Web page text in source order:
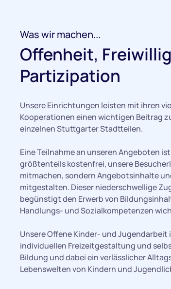
Was wir machen...
Offenheit,
Partizipation
Unsere Einrichtungen leisten mit ihren
Kooperationen einen wichtigen Beitrag
einzelnen Stuttgarter Stadtteilen.
Eine Teilnahme an unseren Angeboten
größtenteils kostenfrei, unsere
mitmachen, sondern Angebotsinhalte
mitgestalten. Dieser niederschwellige
begünstigt den Erwerb von
Handlungs- und Sozialkompetenzen
Unsere Offene Kinder- und
individuellen Freizeitgestaltung und
Bildung und dabei ein verlässlicher
Lebenswelten von Kindern und